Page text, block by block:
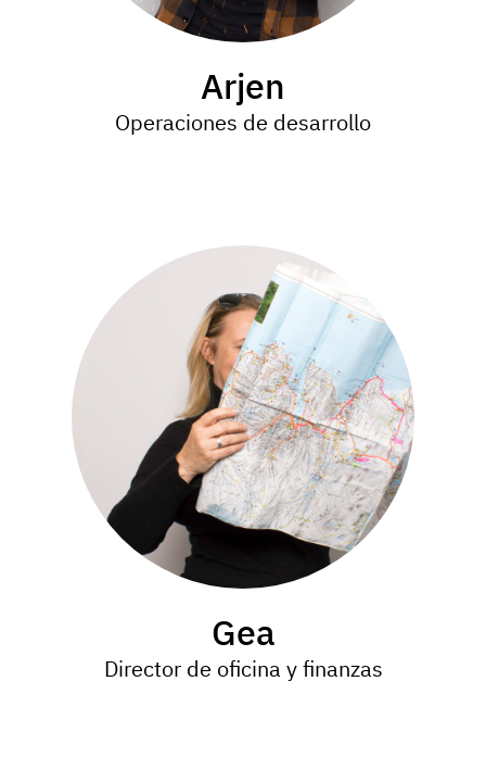
Arjen
Operaciones de desarrollo
Gea
Director de oficina y finanzas